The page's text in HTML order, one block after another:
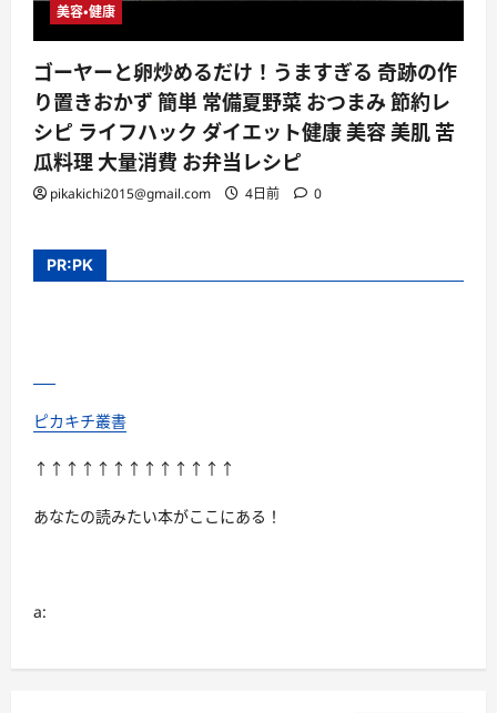
美容・健康
ゴーヤーと卵炒めるだけ！うますぎる 奇跡の作
り置きおかず 簡単 常備夏野菜 おつまみ 節約レ
シピ ライフハック ダイエット健康 美容 美肌 苦
瓜料理 大量消費 お弁当レシピ
pikakichi2015@gmail.com 4日前 0
PR:PK
ピカキチ叢書
↑↑↑↑↑↑↑↑↑↑↑↑↑
あなたの読みたい本がここにある！
a: